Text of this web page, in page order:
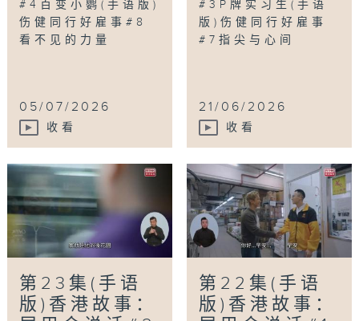
#4百变小鹦(手语版)
伤健同行好雇事#8
看不见的力量
05/07/2026
收看
#3P牌实习生(手语
版)伤健同行好雇事
#7指尖与心间
21/06/2026
收看
第23集(手语
版)香港故事：
第22集(手语
版)香港故事：